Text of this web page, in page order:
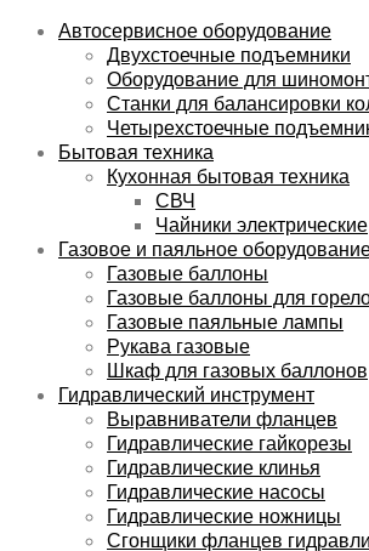
Автосервисное оборудование
Двухстоечные подъемники
Оборудование для
Станки для балансировки
Четырехстоечные
Бытовая техника
Кухонная бытовая техника
СВЧ
Чайники электрические
Газовое и паяльное
Газовые баллоны
Газовые баллоны для
Газовые паяльные лампы
Рукава газовые
Шкаф для газовых баллонов
Гидравлический инструмент
Выравниватели фланцев
Гидравлические гайкорезы
Гидравлические клинья
Гидравлические насосы
Гидравлические ножницы
Сгонщики фланцев